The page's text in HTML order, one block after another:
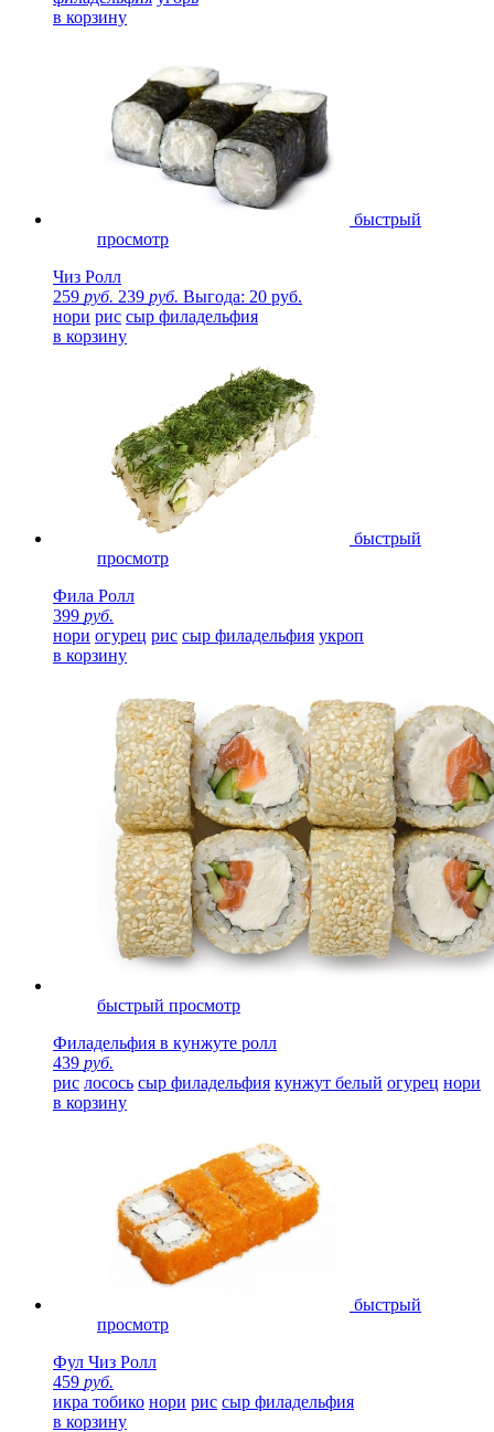
в корзину
быстрый
просмотр
Чиз Ролл
259 руб. 239 руб. Выгода: 20 руб.
нори рис сыр филадельфия
в корзину
быстрый
просмотр
Фила Ролл
399 руб.
нори огурец рис сыр филадельфия укроп
в корзину
быстрый просмотр
Филадельфия в кунжуте ролл
439 руб.
рис лосось сыр филадельфия кунжут белый огурец нори
в корзину
быстрый
просмотр
Фул Чиз Ролл
459 руб.
икра тобико нори рис сыр филадельфия
в корзину